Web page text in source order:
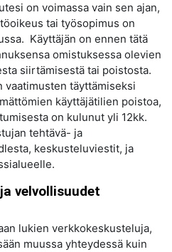
on voimassa vain sen ajan,
tai työsopimus on
Käyttäjän on ennen tätä
omistuksessa olevien
siirtämisestä tai poistosta.
täyttämiseksi
käyttäjätilien poistoa,
on kulunut yli 12kk.
tehtävä- ja
keskusteluviestit, ja
velvollisuudet
lukien verkkokeskusteluja,
muussa yhteydessä kuin